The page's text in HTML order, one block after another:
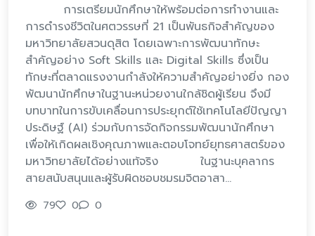
การเตรียมนักศึกษาให้พร้อมต่อการทำงานและ
การดำรงชีวิตในศตวรรษที่ 21 เป็นพันธกิจสำคัญของ
มหาวิทยาลัยสวนดุสิต โดยเฉพาะการพัฒนาทักษะ
สำคัญอย่าง Soft Skills และ Digital Skills ซึ่งเป็น
ทักษะที่ตลาดแรงงานกำลังให้ความสำคัญอย่างยิ่ง กอง
พัฒนานักศึกษาในฐานะหน่วยงานใกล้ชิดผู้เรียน จึงมี
บทบาทในการขับเคลื่อนการประยุกต์ใช้เทคโนโลยีปัญญา
ประดิษฐ์ (AI) ร่วมกับการจัดกิจกรรมพัฒนานักศึกษา
เพื่อให้เกิดผลเชิงคุณภาพและตอบโจทย์ยุทธศาสตร์ของ
มหาวิทยาลัยได้อย่างแท้จริง ในฐานะบุคลากร
สายสนับสนุนและผู้รับผิดชอบชมรมจิตอาสา…
79 0 0